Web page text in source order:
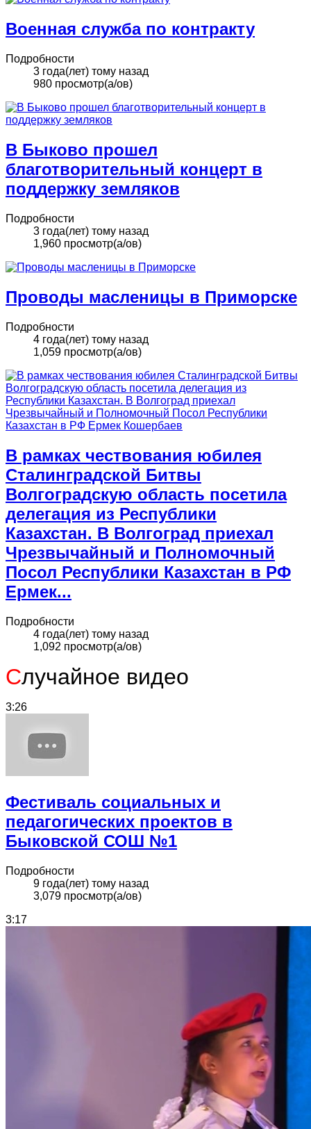
Военная служба по контракту
Подробности
3 года(лет) тому назад
980 просмотр(а/ов)
В Быково прошел
благотворительный концерт в
поддержку земляков
Подробности
3 года(лет) тому назад
1,960 просмотр(а/ов)
Проводы масленицы в Приморске
Подробности
4 года(лет) тому назад
1,059 просмотр(а/ов)
В рамках чествования юбилея
Сталинградской Битвы
Волгоградскую область посетила
делегация из Республики
Казахстан. В Волгоград приехал
Чрезвычайный и Полномочный
Посол Республики Казахстан в РФ
Ермек...
Подробности
4 года(лет) тому назад
1,092 просмотр(а/ов)
Случайное видео
3:26
Фестиваль социальных и
педагогических проектов в
Быковской СОШ №1
Подробности
9 года(лет) тому назад
3,079 просмотр(а/ов)
3:17